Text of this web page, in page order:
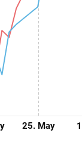
25. May